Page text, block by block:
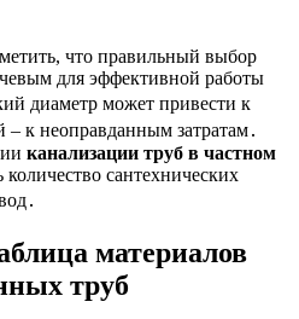
что правильный выбор
для эффективной работы
диаметр может привести к
к неоправданным затратам․
канализации труб в частном
сантехнических
материалов
труб